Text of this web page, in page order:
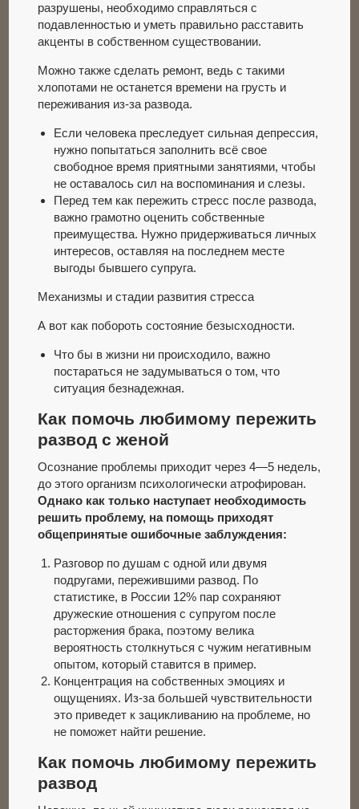
разрушены, необходимо справляться с
подавленностью и уметь правильно расставить
акценты в собственном существовании.
Можно также сделать ремонт, ведь с такими
хлопотами не останется времени на грусть и
переживания из-за развода.
Если человека преследует сильная депрессия,
нужно попытаться заполнить всё свое
свободное время приятными занятиями, чтобы
не оставалось сил на воспоминания и слезы.
Перед тем как пережить стресс после развода,
важно грамотно оценить собственные
преимущества. Нужно придерживаться личных
интересов, оставляя на последнем месте
выгоды бывшего супруга.
Механизмы и стадии развития стресса
А вот как побороть состояние безысходности.
Что бы в жизни ни происходило, важно
постараться не задумываться о том, что
ситуация безнадежная.
Как помочь любимому пережить
развод с женой
Осознание проблемы приходит через 4—5 недель,
до этого организм психологически атрофирован.
Однако как только наступает необходимость
решить проблему, на помощь приходят
общепринятые ошибочные заблуждения:
Разговор по душам с одной или двумя
подругами, пережившими развод. По
статистике, в России 12% пар сохраняют
дружеские отношения с супругом после
расторжения брака, поэтому велика
вероятность столкнуться с чужим негативным
опытом, который ставится в пример.
Концентрация на собственных эмоциях и
ощущениях. Из-за большей чувствительности
это приведет к зацикливанию на проблеме, но
не поможет найти решение.
Как помочь любимому пережить
развод